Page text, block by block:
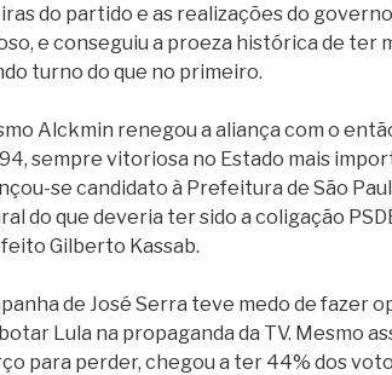
do partido e as realizações do
e conseguiu a proeza histórica de ter
turno do que no primeiro.
Alckmin renegou a aliança com o
sempre vitoriosa no Estado mais
se candidato à Prefeitura de São
do que deveria ter sido a coligação
Gilberto Kassab.
de José Serra teve medo de fazer
Lula na propaganda da TV. Mesmo
para perder, chegou a ter 44% dos